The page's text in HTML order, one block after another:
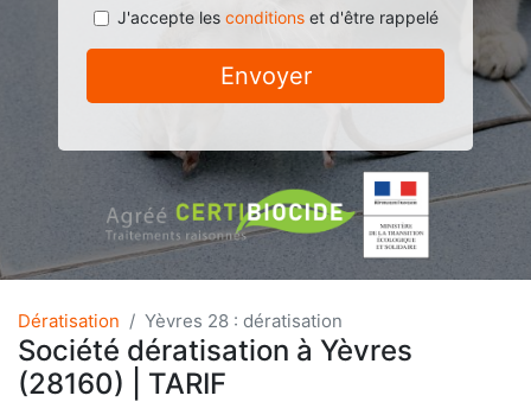
J'accepte les conditionset d'être rappelé
Envoyer
Dératisation Yèvres 28 : dératisation
Société dératisation à Yèvres
(28160) | TARIF